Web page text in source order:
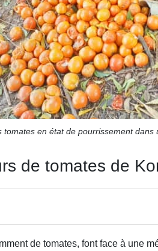
tomates en état de pourrissement dans
de tomates de
de tomates, font face à une